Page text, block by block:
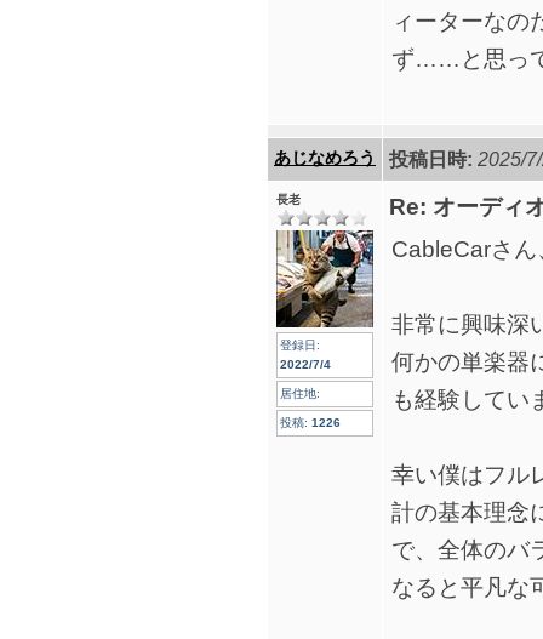
ィーターなの
ず……と思っ
あじなめろう 投稿日時: 2025/
長老
登録日:
2022/7/4
居住地:
投稿: 1226
Re: オーディ
CableCarさ
非常に興味深
何かの単楽器
も経験してい
幸い僕はフル
計の基本理念
で、全体のバ
なると平凡な